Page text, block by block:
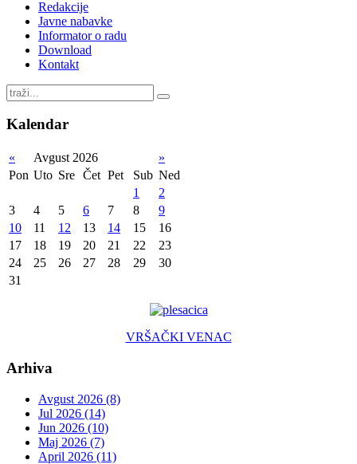
Redakcije
Javne nabavke
Informator o radu
Download
Kontakt
Kalendar
« Avgust 2026
»
Pon Uto Sre Čet Pet Sub Ned
1
2
3
4 5 6 7 8
9
10
11 12 13 14 15
16
17
18 19 20 21 22
23
24
25 26 27 28 29
30
31
VRŠAČKI VENAC
Arhiva
Avgust 2026 (8)
Jul 2026 (14)
Jun 2026 (10)
Maj 2026 (7)
April 2026 (11)